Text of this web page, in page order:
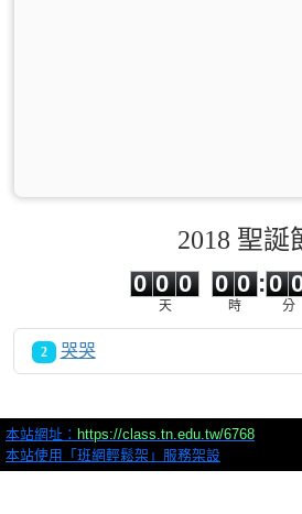
2018 聖誕
0 0 0
天
0
0
0
時
:
0
0
分
2 哭哭
本站網址： https://class.tn.edu.tw/6768
本站使用「班網輕鬆架」服務架設